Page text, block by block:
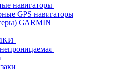
навигаторы
GPS навигаторы
GARMIN